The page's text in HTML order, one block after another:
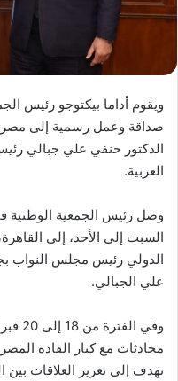
ويقوم أداما بيكتوجو رئيس
صداقة وعمل رسمية إلى
الدكتور حنفي علي جبالي
العربية.
وصل رئيس الجمعية الوطنية
السبت إلى الأحد، إلى
الدولي رئيس مجلس النواب
علي الجبالي.
محادثات مع كبار القادة
تهدف إلى تعزيز العلاقات